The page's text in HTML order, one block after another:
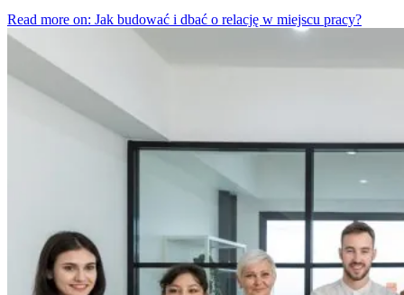
Read more on: Jak budować i dbać o relację w miejscu pracy?